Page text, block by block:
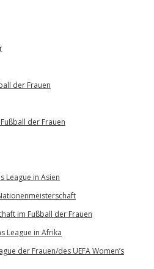
der Frauen
der Frauen
League in Asien
im Fußball der Frauen
League in Afrika
der Frauen/des UEFA Women’s